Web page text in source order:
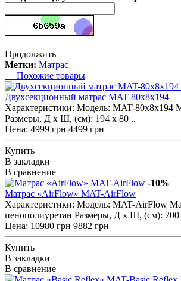
Продолжить
Метки: Матрас
Похожие товары
Двухсекционный матрас MAT-80x8x194
Характеристики: Модель: MAT-80x8x194
Размеры, Д х Ш, (см): 194 х 80 ..
Цена: 4999 грн 4499 грн
Купить
В закладки
В сравнение
-10%
Матрас «AirFlow» MAT-AirFlow
Характеристики: Модель: MAT-AirFlow
пенополиуретан Размеры, Д х Ш, (см): 200
Цена: 10980 грн 9882 грн
Купить
В закладки
В сравнение